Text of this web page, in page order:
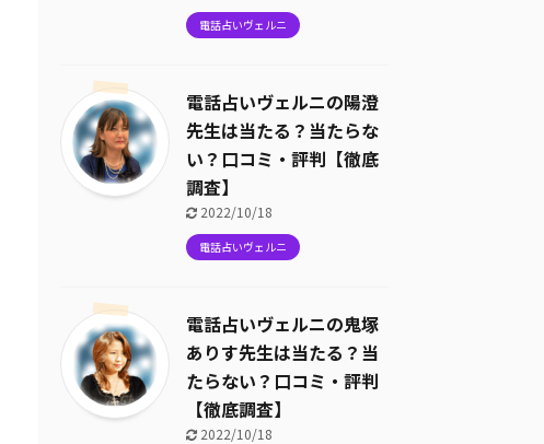
電話占いヴェルニ
電話占いヴェルニの陽澄
先生は当たる？当たらな
い？口コミ・評判【徹底
調査】
2022/10/18
電話占いヴェルニ
電話占いヴェルニの鬼塚
ありす先生は当たる？当
たらない？口コミ・評判
【徹底調査】
2022/10/18